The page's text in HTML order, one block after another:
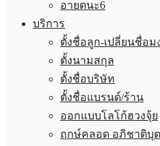
อายตนะ6
บริการ
ตั้งชื่อลูก-เปลี่ยนชื่อม
ตั้งนามสกุล
ตั้งชื่อบริษัท
ตั้งชื่อแบรนด์/ร้าน
ออกแบบโลโก้ฮวงจุ้ย
ฤกษ์คลอด อภิชาติบุ